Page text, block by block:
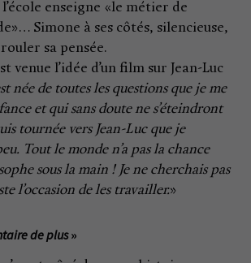
enseigne «le métier de
Simone à ses côtés, silencieuse,
sa pensée.
venue l’idée d’un film sur Jean-Luc
née de toutes les questions que je me
et qui sans doute ne s’éteindront
tournée vers Jean-Luc que je
Tout le monde n’a pas la chance
sous la main ! Je ne cherchais pas
l’occasion de les travailler.»
de plus»